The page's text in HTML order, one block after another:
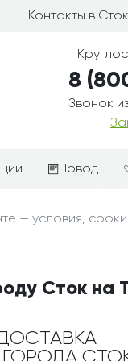
Контакты в
8
Звонок
корзины
Повод
цветам
День
Любовь
Просто так
— условия,
Сток на
ГОРОДА